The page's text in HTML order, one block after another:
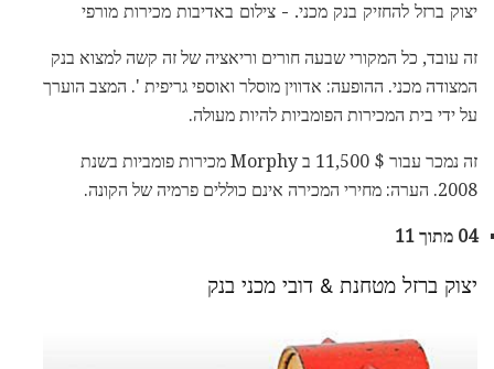
יצוק ברזל להחזיק בנק מכני. - צילום באדיבות מכירות מורפי
זה עובד, כל המקורי שבעה חורים וריאציה של זה קשה למצוא בנק
המצודה מכני. ההופעה: אדווין מוסלר ואוספי גריפית '. המצב הוערך
על ידי בית המכירות הפומביות להיות מעולה.
זה נמכר עבור $ 11,500 ב Morphy מכירות פומביות בשנת
2008. הערה: מחירי המכירה אינם כוללים פרמיה של הקונה.
04 מתוך 11
יצוק ברזל מטחנת & דובי מכני בנק